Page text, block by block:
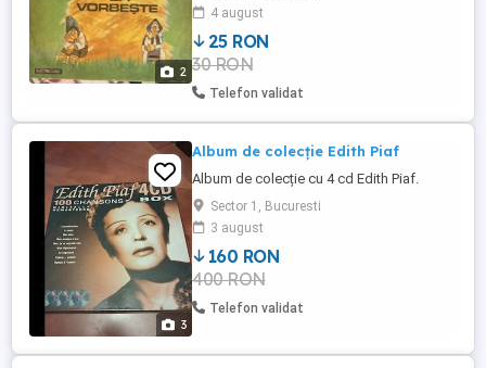
2
4 august
25 RON
30 RON
Telefon validat
3
Album de colecție Edith Piaf
Album de colecție cu 4 cd Edith Piaf.
Sector 1, Bucuresti
3 august
160 RON
400 RON
Telefon validat